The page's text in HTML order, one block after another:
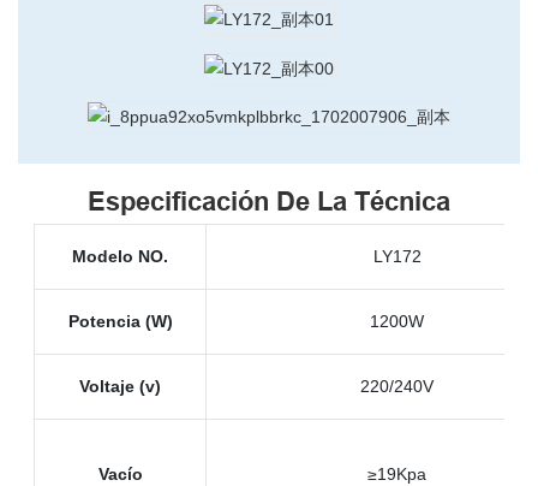
Especificación De La Técnica
Modelo NO. LY172
Potencia (W) 1200W
Voltaje (v) 220/240V
Vacío ≥19Kpa